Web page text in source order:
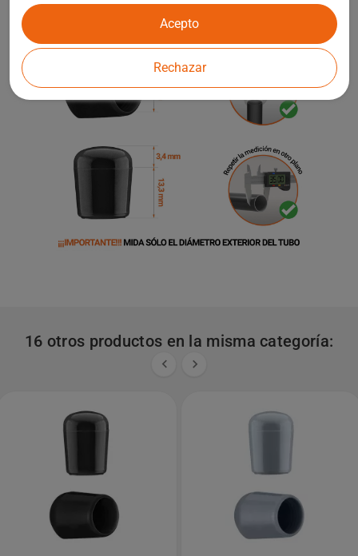
16 otros productos en la misma categoría:
 
Rechazar
Acepto